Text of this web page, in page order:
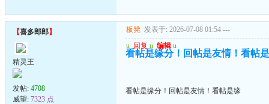
【喜多郎郎】
精灵王
发帖: 4708
威望: 7323 点
板凳 发表于: 2026-07-08 01:54 ---
u 回复 u 编辑 u
看帖是缘分！回帖是友情！看帖
看帖是缘分！回帖是友情！看帖是缘